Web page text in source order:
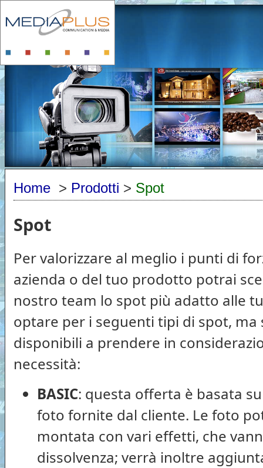
Home > Prodotti > Spot
Spot
Per valorizzare al meglio i punti di
azienda o del tuo prodotto potrai
nostro team lo spot più adatto alle
optare per i seguenti tipi di spot, ma
disponibili a prendere in
necessità:
BASIC: questa offerta è basata
foto fornite dal cliente. Le foto
montata con vari effetti, che
dissolvenza; verrà inoltre